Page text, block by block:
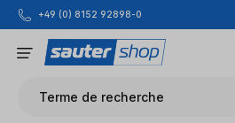
Passer au contenu principal
+49 (0) 8152 92898-0
Terme de recherche